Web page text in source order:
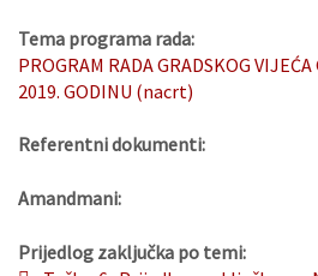
Tema programa rada:
PROGRAM RADA GRADSKOG
2019. GODINU (nacrt)
Referentni dokumenti:
Amandmani:
Prijedlog zaključka po temi: